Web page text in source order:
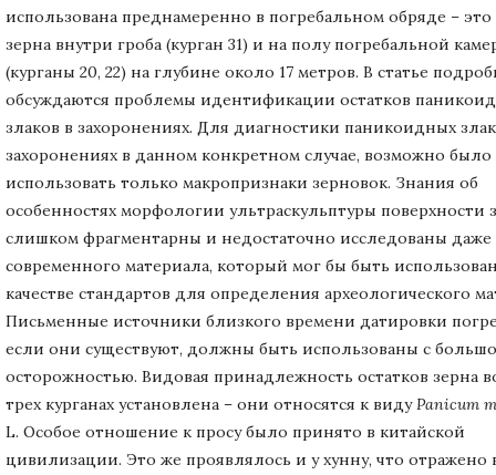
использована преднамеренно в погребальном обряде –
зерна внутри гроба (курган 31) и на полу погребальной
(курганы 20, 22) на глубине около 17 метров. В статье
обсуждаются проблемы идентификации остатков
злаков в захоронениях. Для диагностики паникоидных
захоронениях в данном конкретном случае, возможно было
использовать только макропризнаки зерновок. Знания об
особенностях морфологии ультраскульптуры поверхности
слишком фрагментарны и недостаточно исследованы
современного материала, который мог бы быть
качестве стандартов для определения археологического
Письменные источники близкого времени датировки
если они существуют, должны быть использованы с
осторожностью. Видовая принадлежность остатков зерна
трех курганах установлена – они относятся к виду Panicum
L. Особое отношение к просу было принято в китайской
цивилизации. Это же проявлялось и у хунну, что отражено